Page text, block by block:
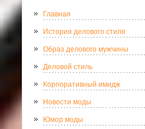
Главная
История делового стиля
Образ делового мужчины
Деловой стиль
Корпоративный имидж
Новости моды
Юмор моды